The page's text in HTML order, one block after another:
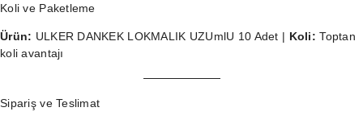
Koli ve Paketleme
Ürün: ULKER DANKEK LOKMALIK UZUmlU 10 Adet | Koli: Toptan
koli avantajı
Sipariş ve Teslimat